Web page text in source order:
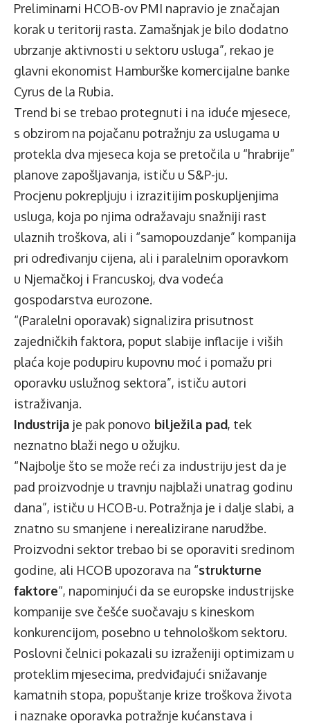
Preliminarni HCOB-ov PMI napravio je značajan
korak u teritorij rasta. Zamašnjak je bilo dodatno
ubrzanje aktivnosti u sektoru usluga”, rekao je
glavni ekonomist Hamburške komercijalne banke
Cyrus de la Rubia.
Trend bi se trebao protegnuti i na iduće mjesece,
s obzirom na pojačanu potražnju za uslugama u
protekla dva mjeseca koja se pretočila u “hrabrije”
planove zapošljavanja, ističu u S&P-ju.
Procjenu pokrepljuju i izrazitijim poskupljenjima
usluga, koja po njima odražavaju snažniji rast
ulaznih troškova, ali i “samopouzdanje” kompanija
pri određivanju cijena, ali i paralelnim oporavkom
u Njemačkoj i Francuskoj, dva vodeća
gospodarstva eurozone.
“(Paralelni oporavak) signalizira prisutnost
zajedničkih faktora, poput slabije inflacije i viših
plaća koje podupiru kupovnu moć i pomažu pri
oporavku uslužnog sektora”, ističu autori
istraživanja.
Industrija je pak ponovo bilježila pad, tek
neznatno blaži nego u ožujku.
“Najbolje što se može reći za industriju jest da je
pad proizvodnje u travnju najblaži unatrag godinu
dana”, ističu u HCOB-u. Potražnja je i dalje slabi, a
znatno su smanjene i nerealizirane narudžbe.
Proizvodni sektor trebao bi se oporaviti sredinom
godine, ali HCOB upozorava na “strukturne
faktore“, napominjući da se europske industrijske
kompanije sve češće suočavaju s kineskom
konkurencijom, posebno u tehnološkom sektoru.
Poslovni čelnici pokazali su izraženiji optimizam u
proteklim mjesecima, predviđajući snižavanje
kamatnih stopa, popuštanje krize troškova života
i naznake oporavka potražnje kućanstava i